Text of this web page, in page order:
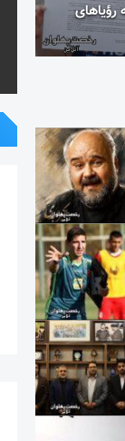
رؤیاهای